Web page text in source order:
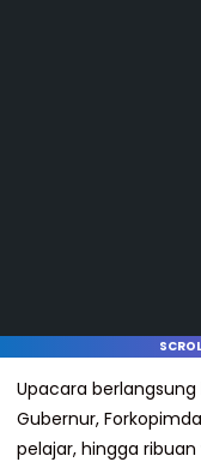
Upacara
Gubernur,
pelajar, hingga ribuan